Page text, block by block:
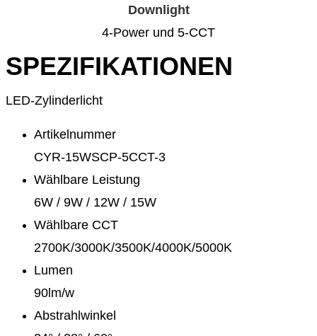
Downlight
4-Power und 5-CCT
SPEZIFIKATIONEN
LED-Zylinderlicht
Artikelnummer
CYR-15WSCP-5CCT-3
Wählbare Leistung
6W / 9W / 12W / 15W
Wählbare CCT
2700K/3000K/3500K/4000K/5000K
Lumen
90lm/w
Abstrahlwinkel